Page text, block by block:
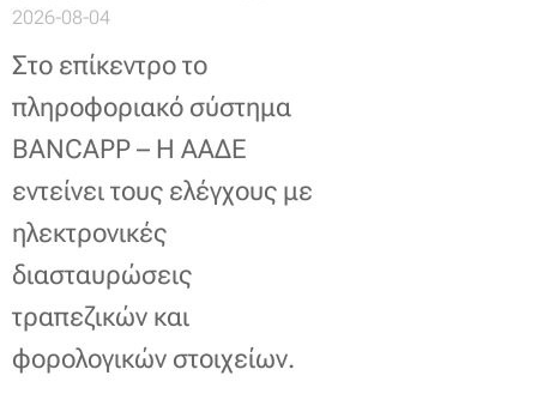
2026-08-04
Στο επίκεντρο το
πληροφοριακό σύστημα
BANCAPP – Η ΑΑΔΕ
εντείνει τους ελέγχους με
ηλεκτρονικές
διασταυρώσεις
τραπεζικών και
φορολογικών στοιχείων.